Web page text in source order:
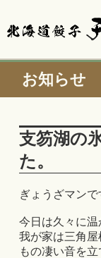
お知らせ
支笏湖の
た。
ぎょうざマンで
今日は久々に
我が家は三角
もの凄い音を立